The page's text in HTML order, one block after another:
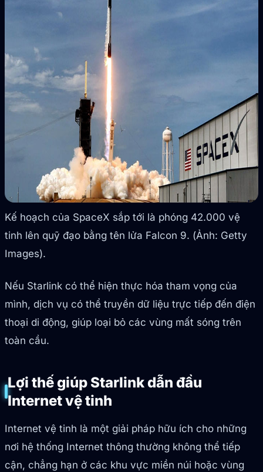
Kế hoạch của SpaceX sắp tới là phóng 42.000 vệ
tinh lên quỹ đạo bằng tên lửa Falcon 9. (Ảnh: Getty
Images).
Nếu Starlink có thể hiện thực hóa tham vọng của
mình, dịch vụ có thể truyền dữ liệu trực tiếp đến điện
thoại di động, giúp loại bỏ các vùng mất sóng trên
toàn cầu.
Lợi thế giúp Starlink dẫn đầu
Internet vệ tinh
Internet vệ tinh là một giải pháp hữu ích cho những
nơi hệ thống Internet thông thường không thể tiếp
cận, chẳng hạn ở các khu vực miền núi hoặc vùng